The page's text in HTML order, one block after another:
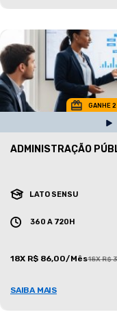
GANHE 2
ADMINISTRAÇÃO
LATO SENSU
360 A 720H
18X R$ 86,00/Mês18X R$
SAIBA MAIS